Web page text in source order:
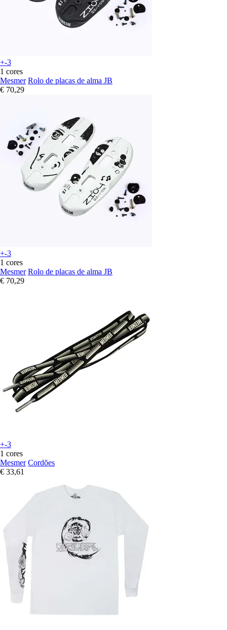
+-3
1 cores
Mesmer Rolo de placas de alma JB
€ 70,29
+-3
1 cores
Mesmer Rolo de placas de alma JB
€ 70,29
+-3
1 cores
Mesmer Cordões
€ 33,61